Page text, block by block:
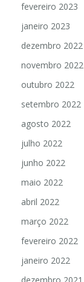
fevereiro 2023
janeiro 2023
dezembro 2022
novembro 2022
outubro 2022
setembro 2022
agosto 2022
julho 2022
junho 2022
maio 2022
abril 2022
março 2022
fevereiro 2022
janeiro 2022